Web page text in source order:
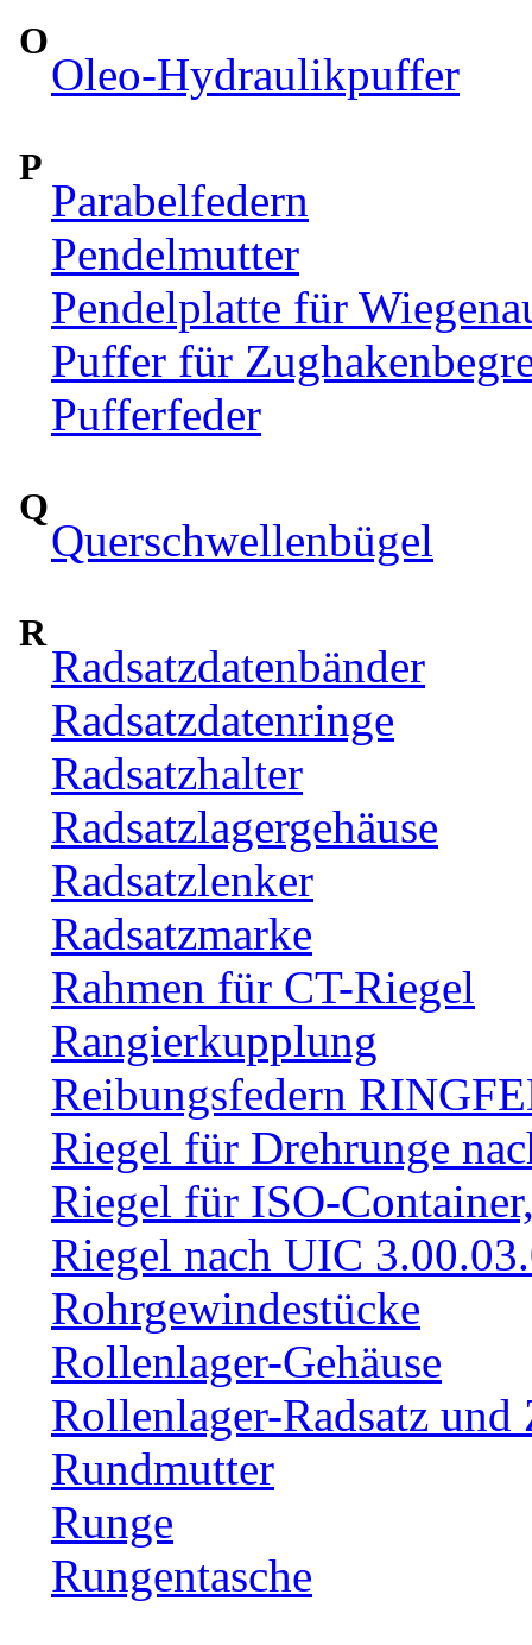
O
Oleo-Hydraulikpuffer
P
Parabelfedern
Pendelmutter
Pendelplatte für
Puffer für
Pufferfeder
Q
Querschwellenbügel
R
Radsatzdatenbänder
Radsatzdatenringe
Radsatzhalter
Radsatzlagergehäuse
Radsatzlenker
Radsatzmarke
Rahmen für CT-Riegel
Rangierkupplung
Reibungsfedern
Riegel für Drehrunge
Riegel für ISO-
Riegel nach UIC
Rohrgewindestücke
Rollenlager-Gehäuse
Rollenlager-Radsatz und
Rundmutter
Runge
Rungentasche